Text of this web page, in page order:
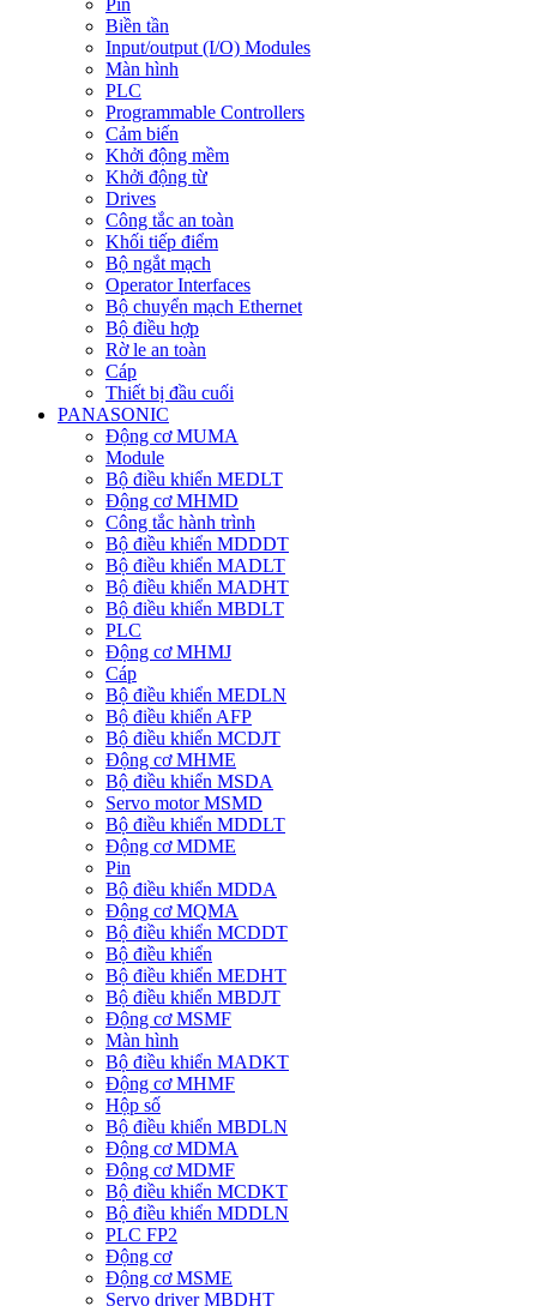
Pin
Biền tần
Input/output (I/O) Modules
Màn hình
PLC
Programmable Controllers
Cảm biến
Khởi động mềm
Khởi động từ
Drives
Công tắc an toàn
Khối tiếp điểm
Bộ ngắt mạch
Operator Interfaces
Bộ chuyển mạch Ethernet
Bộ điều hợp
Rờ le an toàn
Cáp
Thiết bị đầu cuối
PANASONIC
Động cơ MUMA
Module
Bộ điều khiển MEDLT
Động cơ MHMD
Công tắc hành trình
Bộ điều khiển MDDDT
Bộ điều khiển MADLT
Bộ điều khiển MADHT
Bộ điều khiển MBDLT
PLC
Động cơ MHMJ
Cáp
Bộ điều khiển MEDLN
Bộ điều khiển AFP
Bộ điều khiển MCDJT
Động cơ MHME
Bộ điều khiển MSDA
Servo motor MSMD
Bộ điều khiển MDDLT
Động cơ MDME
Pin
Bộ điều khiển MDDA
Động cơ MQMA
Bộ điều khiển MCDDT
Bộ điều khiển
Bộ điều khiển MEDHT
Bộ điều khiển MBDJT
Động cơ MSMF
Màn hình
Bộ điều khiển MADKT
Động cơ MHMF
Hộp số
Bộ điều khiển MBDLN
Động cơ MDMA
Động cơ MDMF
Bộ điều khiển MCDKT
Bộ điều khiển MDDLN
PLC FP2
Động cơ
Động cơ MSME
Servo driver MBDHT